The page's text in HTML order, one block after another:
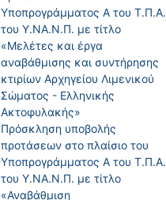
Υποπρογράμματος Α του Τ.Π.Α.
του Υ.ΝΑ.Ν.Π. με τίτλο
«Μελέτες και έργα
αναβάθμισης και συντήρησης
κτιρίων Αρχηγείου Λιμενικού
Σώματος - Ελληνικής
Ακτοφυλακής»
Πρόσκληση υποβολής
προτάσεων στο πλαίσιο του
Υποπρογράμματος Α του Τ.Π.Α.
του Υ.ΝΑ.Ν.Π. με τίτλο
«Αναβάθμιση